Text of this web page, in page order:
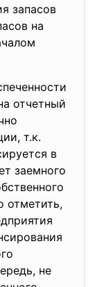
запасов
на
отчетный
т.к.
в
заемного
отметить,
не